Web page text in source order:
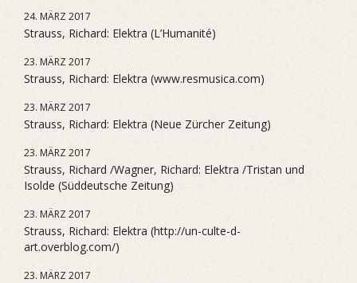
24. MÄRZ 2017
Strauss, Richard: Elektra (L’Humanité)
23. MÄRZ 2017
Strauss, Richard: Elektra (www.resmusica.com)
23. MÄRZ 2017
Strauss, Richard: Elektra (Neue Zürcher Zeitung)
23. MÄRZ 2017
Strauss, Richard /Wagner, Richard: Elektra /Tristan und
Isolde (Süddeutsche Zeitung)
23. MÄRZ 2017
Strauss, Richard: Elektra (http://un-culte-d-
art.overblog.com/)
23. MÄRZ 2017